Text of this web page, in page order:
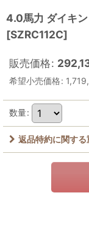
4.0馬力 ダイキ
[SZRC112C]
販売価格:
希望小売価格:
数量:
返品特約に関する